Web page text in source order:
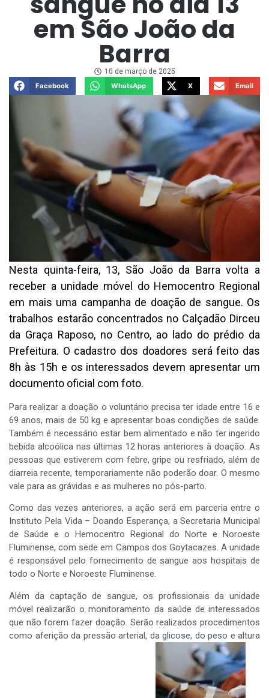
em São João da
Barra
10 de março de 2025
Facebook
WhatsApp X Email
Nesta quinta-feira, 13, São João da Barra volta a
receber a unidade móvel do Hemocentro Regional
em mais uma campanha de doação de sangue. Os
trabalhos estarão concentrados no Calçadão Dirceu
da Graça Raposo, no Centro, ao lado do prédio da
Prefeitura. O cadastro dos doadores será feito das
8h às 15h e os interessados devem apresentar um
documento oficial com foto.
Para realizar a doação o voluntário precisa ter idade entre 16 e
69 anos, mais de 50 kg e apresentar boas condições de saúde.
Também é necessário estar bem alimentado e não ter ingerido
bebida alcoólica nas últimas 12 horas anteriores à doação. As
pessoas que estiverem com febre, gripe ou resfriado, além de
diarreia recente, temporariamente não poderão doar. O mesmo
vale para as grávidas e as mulheres no pós-parto.
Como das vezes anteriores, a ação será em parceria entre o
Instituto Pela Vida – Doando Esperança, a Secretaria Municipal
de Saúde e o Hemocentro Regional do Norte e Noroeste
Fluminense, com sede em Campos dos Goytacazes. A unidade
é responsável pelo fornecimento de sangue aos hospitais de
todo o Norte e Noroeste Fluminense.
Além da captação de sangue, os profissionais da unidade
móvel realizarão o monitoramento da saúde de interessados
que não forem fazer doação. Serão realizados procedimentos
como aferição da pressão arterial, da glicose, do peso e altura